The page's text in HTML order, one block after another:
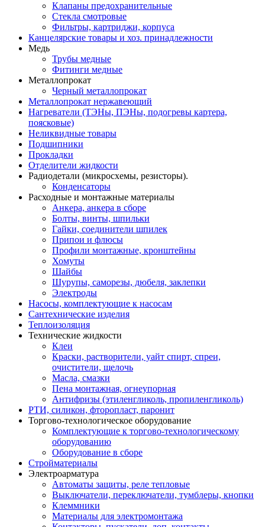
Клапаны предохранительные
Стекла смотровые
Фильтры, картриджи, корпуса
Канцелярские товары и хоз. принадлежности
Медь
Трубы медные
Фитинги медные
Металлопрокат
Черный металлопрокат
Металлопрокат нержавеющий
Нагреватели (ТЭНы, ПЭНы, подогревы картера,
поясковые)
Неликвидные товары
Подшипники
Прокладки
Отделители жидкости
Радиодетали (микросхемы, резисторы).
Конденсаторы
Расходные и монтажные материалы
Анкера, анкера в сборе
Болты, винты, шпильки
Гайки, соединители шпилек
Припои и флюсы
Профили монтажные, кронштейны
Хомуты
Шайбы
Шурупы, саморезы, дюбеля, заклепки
Электроды
Насосы, комплектующие к насосам
Сантехнические изделия
Теплоизоляция
Технические жидкости
Клеи
Краски, растворители, уайт спирт, спреи,
очистители, щелочь
Масла, смазки
Пена монтажная, огнеупорная
Антифризы (этиленгликоль, пропиленгликоль)
РТИ, силикон, фторопласт, паронит
Торгово-технологическое оборудование
Комплектующие к торгово-технологическому
оборудованию
Оборудование в сборе
Стройматериалы
Электроарматура
Автоматы защиты, реле тепловые
Выключатели, переключатели, тумблеры, кнопки
Клеммники
Материалы для электромонтажа